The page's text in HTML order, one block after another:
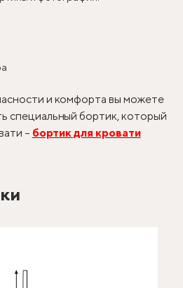
и комфорта вы можете
специальный бортик, который
– бортик для кровати